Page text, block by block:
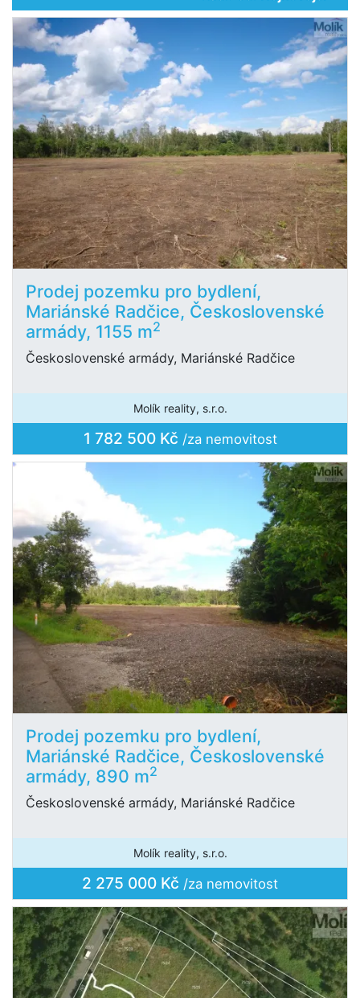
Prodej pozemku pro bydlení,
Mariánské Radčice, Československé
armády, 1155 m2
Československé armády, Mariánské Radčice
Molík reality, s.r.o.
1 782 500 Kč /za nemovitost
Prodej pozemku pro bydlení,
Mariánské Radčice, Československé
armády, 890 m2
Československé armády, Mariánské Radčice
Molík reality, s.r.o.
2 275 000 Kč /za nemovitost